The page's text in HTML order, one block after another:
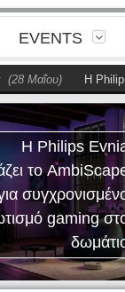
EVENTS
Η Philips
Η Philips
το
gaming